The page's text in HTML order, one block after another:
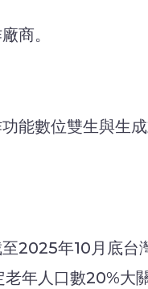
商。
能數位雙生與生
2025年10月底
年人口數20%大關